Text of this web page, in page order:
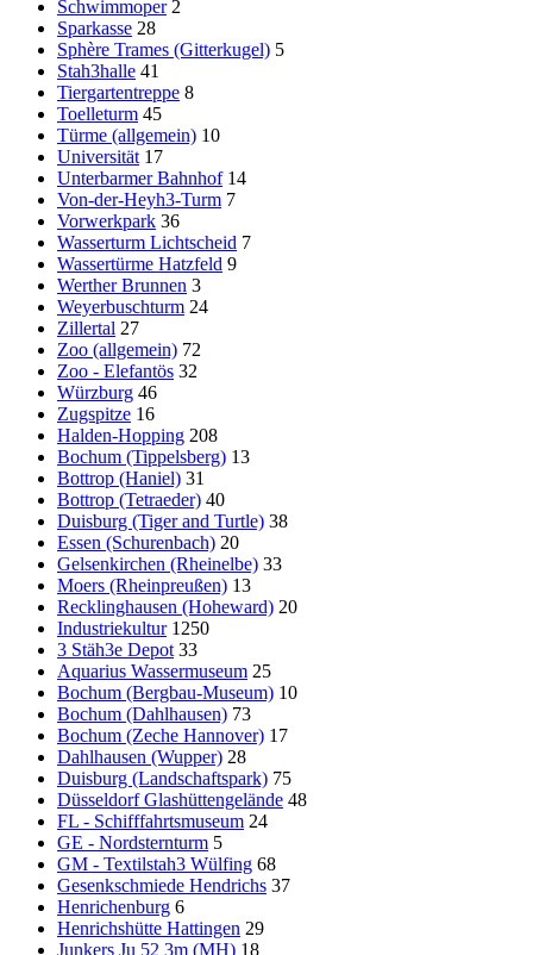
Schwimmoper 2
Sparkasse 28
Sphère Trames (Gitterkugel) 5
Stah3halle 41
Tiergartentreppe 8
Toelleturm 45
Türme (allgemein) 10
Universität 17
Unterbarmer Bahnhof 14
Von-der-Heyh3-Turm 7
Vorwerkpark 36
Wasserturm Lichtscheid 7
Wassertürme Hatzfeld 9
Werther Brunnen 3
Weyerbuschturm 24
Zillertal 27
Zoo (allgemein) 72
Zoo - Elefantös 32
Würzburg 46
Zugspitze 16
Halden-Hopping 208
Bochum (Tippelsberg) 13
Bottrop (Haniel) 31
Bottrop (Tetraeder) 40
Duisburg (Tiger and Turtle) 38
Essen (Schurenbach) 20
Gelsenkirchen (Rheinelbe) 33
Moers (Rheinpreußen) 13
Recklinghausen (Hoheward) 20
Industriekultur 1250
3 Stäh3e Depot 33
Aquarius Wassermuseum 25
Bochum (Bergbau-Museum) 10
Bochum (Dahlhausen) 73
Bochum (Zeche Hannover) 17
Dahlhausen (Wupper) 28
Duisburg (Landschaftspark) 75
Düsseldorf Glashüttengelände 48
FL - Schifffahrtsmuseum 24
GE - Nordsternturm 5
GM - Textilstah3 Wülfing 68
Gesenkschmiede Hendrichs 37
Henrichenburg 6
Henrichshütte Hattingen 29
Junkers Ju 52 3m (MH) 18